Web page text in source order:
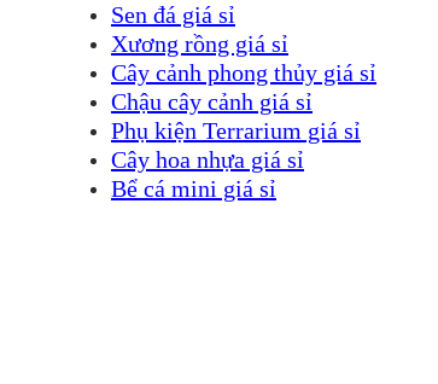
Sen đá giá sỉ
Xương rồng giá sỉ
Cây cảnh phong thủy giá sỉ
Chậu cây cảnh giá sỉ
Phụ kiện Terrarium giá sỉ
Cây hoa nhựa giá sỉ
Bể cá mini giá sỉ